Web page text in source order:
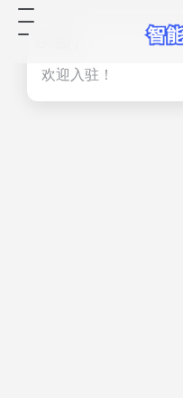
欢迎入驻！